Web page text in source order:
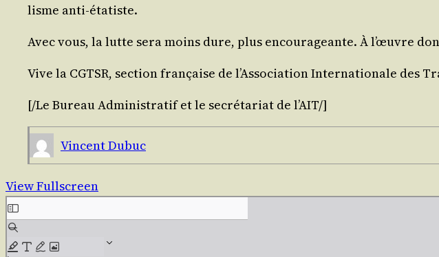
lisme anti-étatiste.
Avec vous, la lutte sera moins dure, plus encou­ra­geante. À l’œuvre
Vive la CGTSR, sec­tion fran­çaise de l’Association Inter­na­tio­nale des
[/​Le Bureau Admi­nis­tra­tif et le secré­ta­riat de l’AIT/]
Vincent Dubuc
View Fullscreen